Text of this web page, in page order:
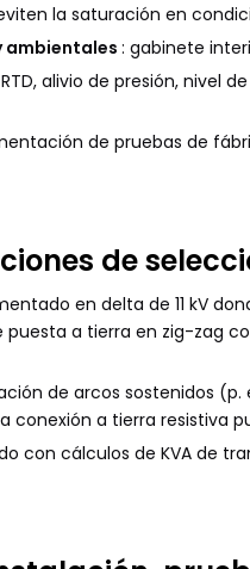
la saturación en
ambientales : gabinete
alivio de presión, nivel
de pruebas de
de
en delta de 11 kV
a tierra en zig-zag
de arcos sostenidos
conexión a tierra resistiva
con cálculos de KVA de